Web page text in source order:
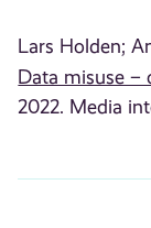
Lars Holden;
Data misuse –
2022. Media